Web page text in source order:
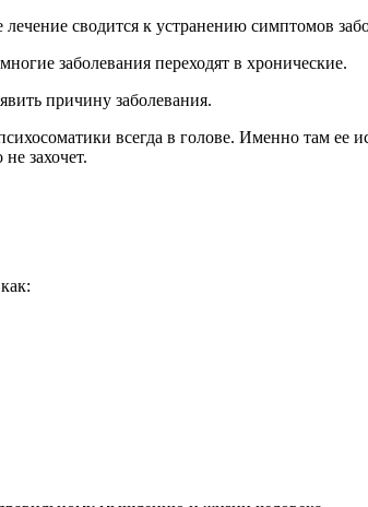
сводится к устранению симптомов
заболевания переходят в хронические.
причину заболевания.
всегда в голове. Именно там ее
захочет.